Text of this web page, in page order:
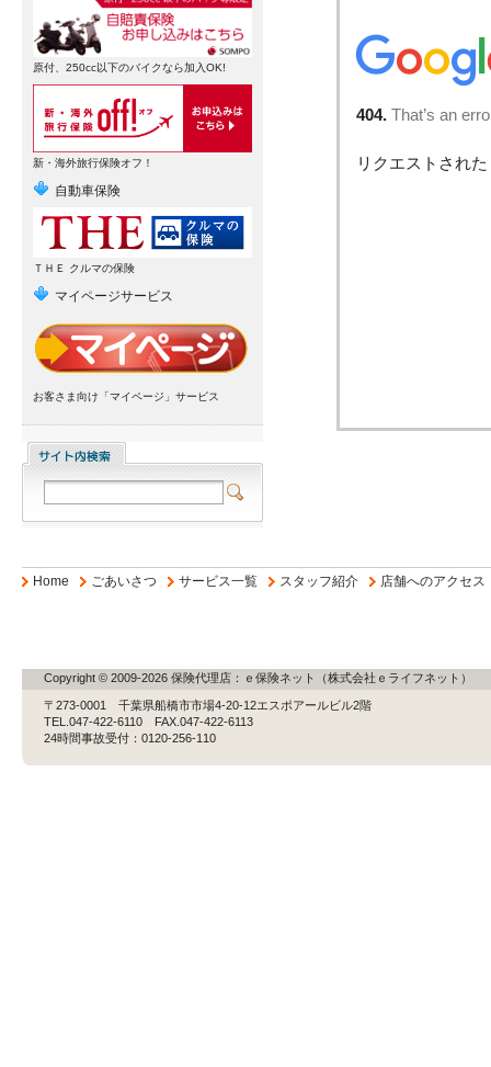
原付、250cc以下のバイクなら加入OK!
新・海外旅行保険オフ！
自動車保険
ＴＨＥ クルマの保険
マイページサービス
お客さま向け「マイページ」サービス
Home ごあいさつ サービス一覧 スタッフ紹介 店舗へのアクセス
Copyright © 2009-2026 保険代理店：ｅ保険ネット（株式会社ｅライフネット）
〒273-0001 千葉県船橋市市場4-20-12エスポアールビル2階
TEL.047-422-6110 FAX.047-422-6113
24時間事故受付：0120-256-110